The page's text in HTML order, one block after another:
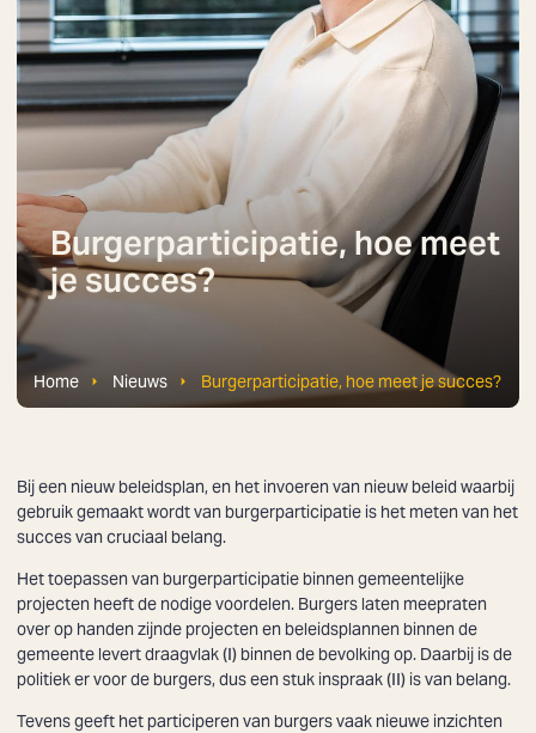
Burgerparticipatie, hoe meet
je succes?
Home Nieuws Burgerparticipatie, hoe meet je succes?
Bij een nieuw beleidsplan, en het invoeren van nieuw beleid waarbij
gebruik gemaakt wordt van burgerparticipatie is het meten van het
succes van cruciaal belang.
Het toepassen van burgerparticipatie binnen gemeentelijke
projecten heeft de nodige voordelen. Burgers laten meepraten
over op handen zijnde projecten en beleidsplannen binnen de
gemeente levert draagvlak (I) binnen de bevolking op. Daarbij is de
politiek er voor de burgers, dus een stuk inspraak (II) is van belang.
Tevens geeft het participeren van burgers vaak nieuwe inzichten